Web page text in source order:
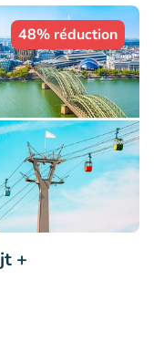
48% réduction
+